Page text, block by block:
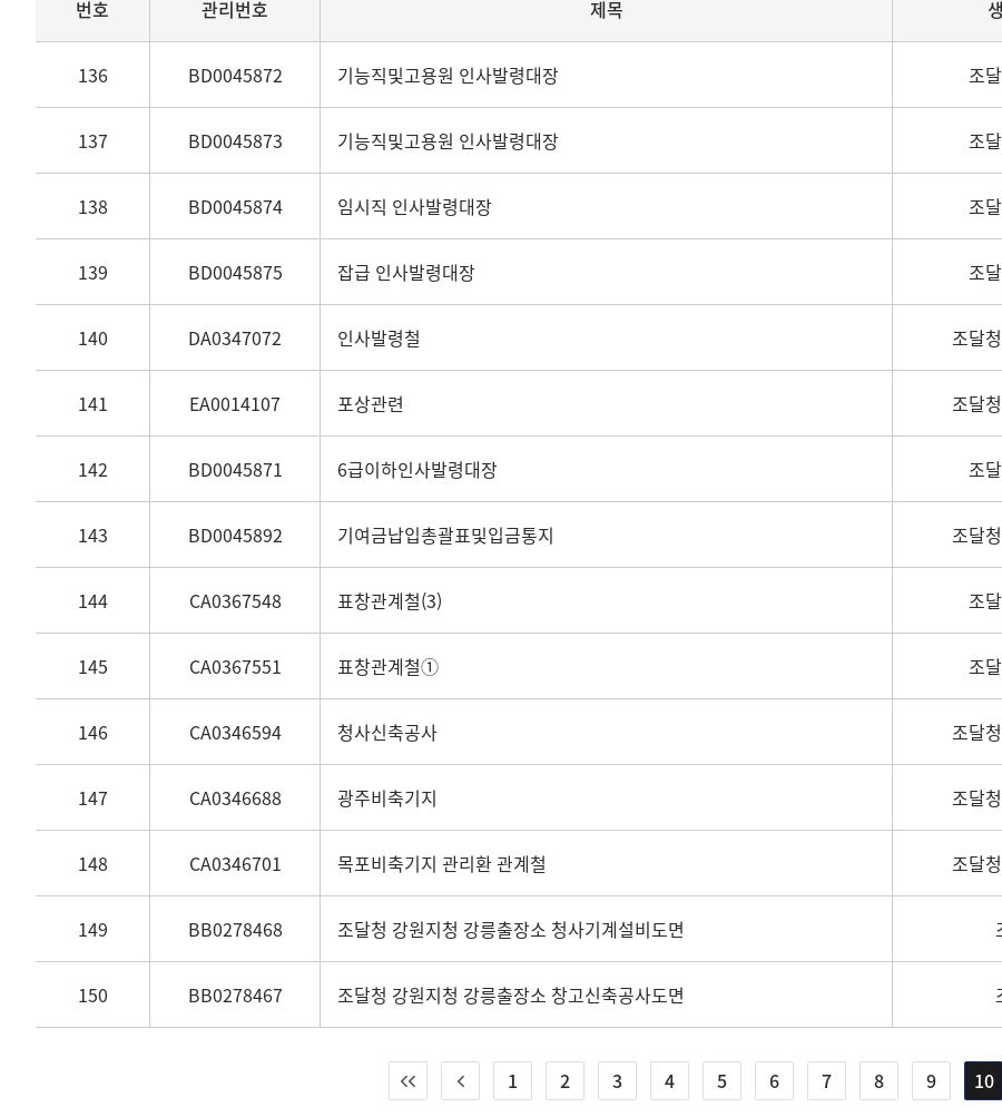
번호 관리번호 제목
136 BD0045872 기능직및고용원 인사발령대장 조
137 BD0045873 기능직및고용원 인사발령대장 조
138 BD0045874 임시직 인사발령대장 조
139 BD0045875 잡급 인사발령대장 조
140 DA0347072 인사발령철 조달
141 EA0014107 포상관련 조달
142 BD0045871 6급이하인사발령대장 조
143 BD0045892 기여금납입총괄표및입금통지 조달
144 CA0367548 표창관계철(3) 조
145 CA0367551 표창관계철① 조
146 CA0346594 청사신축공사 조달
147 CA0346688 광주비축기지 조달
148 CA0346701 목포비축기지 관리환 관계철 조달
149 BB0278468 조달청 강원지청 강릉출장소 청사기계설비도면
150 BB0278467 조달청 강원지청 강릉출장소 창고신축공사도면
1 2 3 4 5 6 7 8 9 10